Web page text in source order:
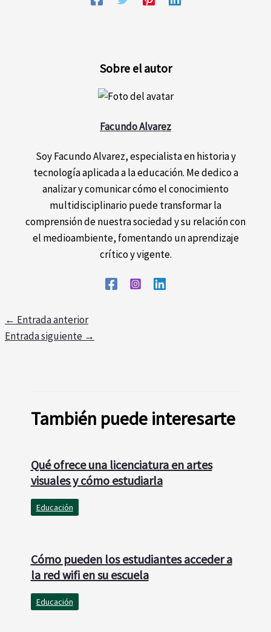
Sobre el autor
Facundo Alvarez
Soy Facundo Alvarez, especialista en historia y
tecnología aplicada a la educación. Me dedico a
analizar y comunicar cómo el conocimiento
multidisciplinario puede transformar la
comprensión de nuestra sociedad y su relación con
el medioambiente, fomentando un aprendizaje
crítico y vigente.
← Entrada anterior
Entrada siguiente →
También puede interesarte
Qué ofrece una licenciatura en artes
visuales y cómo estudiarla
Educación
Cómo pueden los estudiantes acceder a
la red wifi en su escuela
Educación